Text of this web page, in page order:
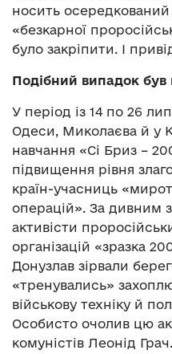
носить
«безкарної
було закріпити. І
Подібний випадок
У період із 14 по 26
Одеси, Миколаєва й у
навчання «Сі Бриз –
підвищення рівня
країн-учасниць
операцій». За дивним
активісти
організацій «зразка
Донузлав зірвали
«тренувались»
військову техніку й
Особисто очолив цю
комуністів Леонід